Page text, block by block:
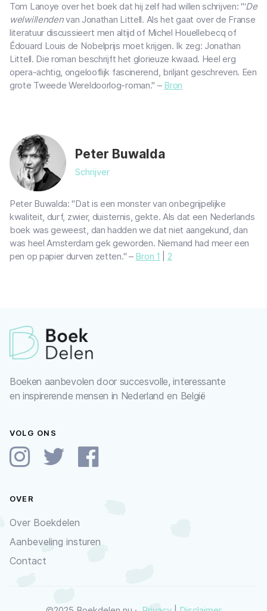
Tom Lanoye over het boek dat hij zelf had willen schrijven: "‘De
welwillendenvan Jonathan Littell. Als het gaat over de Franse
literatuur discussieert men altijd of Michel Houellebecq of
Édouard Louis de Nobelprijs moet krijgen. Ik zeg: Jonathan
Littell. Die roman beschrijft het glorieuze kwaad. Heel erg
opera-achtig, ongelooflijk fascinerend, briljant geschreven. Een
grote Tweede Wereldoorlog-roman." – Bron
Peter Buwalda
Schrijver
Peter Buwalda: "Dat is een monster van onbegrijpelijke
kwaliteit, durf, zwier, duisternis, gekte. Als dat een Nederlands
boek was geweest, dan hadden we dat niet aangekund, dan
was heel Amsterdam gek geworden. Niemand had meer een
pen op papier durven zetten." – Bron 1 2
Boeken aanbevolen door succesvolle, interessante
en inspirerende mensen in Nederland en België
VOLG ONS
OVER
Over Boekdelen
Aanbeveling insturen
Contact